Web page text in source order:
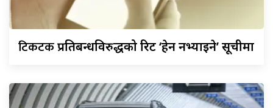
टिकटकप्रतिबन्धविरुद्धको रिट ‘हेर्न नभ्याइने’ सूचीमा